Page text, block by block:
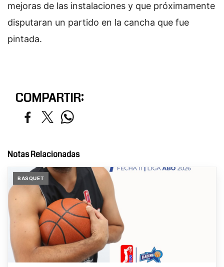
mejoras de las instalaciones y que próximamente
disputaran un partido en la cancha que fue
pintada.
COMPARTIR:
Notas Relacionadas
BASQUET